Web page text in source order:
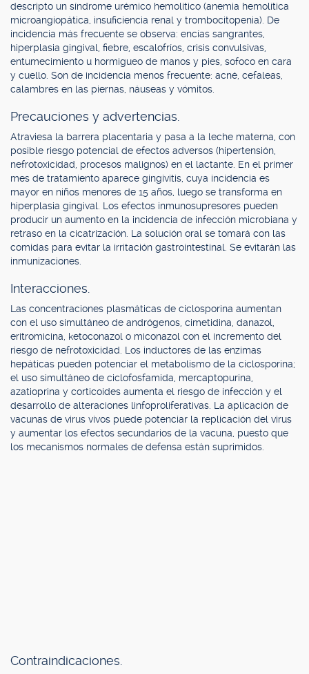
descripto un síndrome urémico hemolítico (anemia hemolítica
microangiopática, insuficiencia renal y trombocitopenia). De
incidencia más frecuente se observa: encías sangrantes,
hiperplasia gingival, fiebre, escalofríos, crisis convulsivas,
entumecimiento u hormigueo de manos y pies, sofoco en cara
y cuello. Son de incidencia menos frecuente: acné, cefaleas,
calambres en las piernas, náuseas y vómitos.
Precauciones y advertencias.
Atraviesa la barrera placentaria y pasa a la leche materna, con
posible riesgo potencial de efectos adversos (hipertensión,
nefrotoxicidad, procesos malignos) en el lactante. En el primer
mes de tratamiento aparece gingivitis, cuya incidencia es
mayor en niños menores de 15 años, luego se transforma en
hiperplasia gingival. Los efectos inmunosupresores pueden
producir un aumento en la incidencia de infección microbiana y
retraso en la cicatrización. La solución oral se tomará con las
comidas para evitar la irritación gastrointestinal. Se evitarán las
inmunizaciones.
Interacciones.
Las concentraciones plasmáticas de ciclosporina aumentan
con el uso simultáneo de andrógenos, cimetidina, danazol,
eritromicina, ketoconazol o miconazol con el incremento del
riesgo de nefrotoxicidad. Los inductores de las enzimas
hepáticas pueden potenciar el metabolismo de la ciclosporina;
el uso simultáneo de ciclofosfamida, mercaptopurina,
azatioprina y corticoides aumenta el riesgo de infección y el
desarrollo de alteraciones linfoproliferativas. La aplicación de
vacunas de virus vivos puede potenciar la replicación del virus
y aumentar los efectos secundarios de la vacuna, puesto que
los mecanismos normales de defensa están suprimidos.
Contraindicaciones.